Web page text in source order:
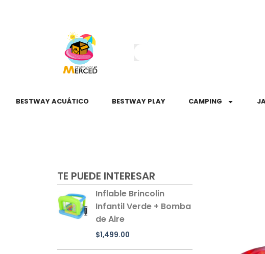
BESTWAY ACUÁTICO BESTWAY PLAY CAMPING
TE PUEDE INTERESAR
Inflable Brincolin
Infantil Verde + Bomba
de Aire
$1,499.00